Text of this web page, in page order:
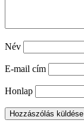
Név
E-mail cím
Honlap